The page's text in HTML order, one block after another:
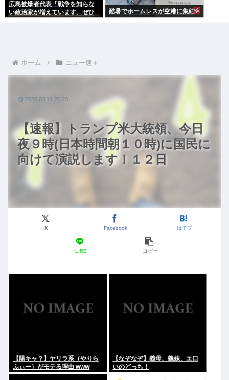
広島被爆者代表「戦争を知らな
い政治家が増えています、ぜひ
酷暑でホームレスが空港に集結
ホーム ニュー速＋
【速報】トランプ米大統領、今日
夜９時(日本時間朝１０時)に国民に
向けて演説します！１２日
X Facebook はてブ
LINE コピー
2020.03.11 21:23
【陽キャ？】ヤリラ系（やりら
ふぃー）がモテる理由 www
【なぞなぞ】義母、義妹、エ口
いのどっち！